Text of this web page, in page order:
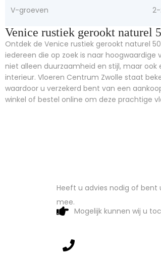
V-groeven
Venice rustiek gerookt naturel
Ontdek de Venice rustiek gerookt naturel
iedereen die op zoek is naar
niet alleen duurzaamheid en stijl, maar
interieur. Vloeren Centrum Zwolle staat
waardoor u verzekerd bent van een
winkel of bestel online om deze prachtige
Heeft u advies nodig of bent
mee.
Mogelijk kunnen wij u